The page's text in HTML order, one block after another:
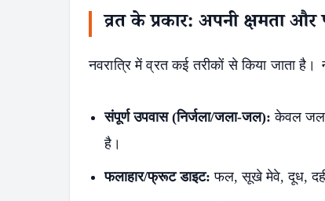
व्रत के प्रकार: अपनी क्षमता
नवरात्रि में व्रत कई तरीकों से किया जाता है।
संपूर्ण उपवास (निर्जला/जला-जल): केवल जल,
है।
फलाहार/फ्रूट डाइट: फल, सूखे मेवे, दूध,